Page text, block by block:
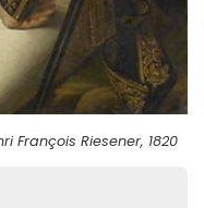
François Riesener, 1820